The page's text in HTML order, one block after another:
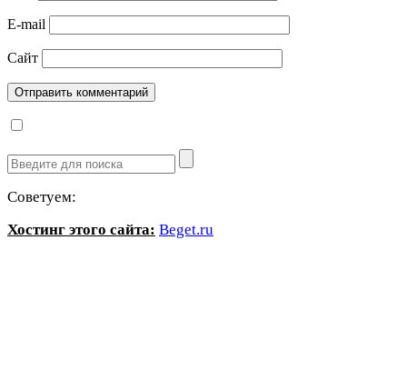
E-mail
Сайт
Советуем:
Хостинг этого сайта: Beget.ru